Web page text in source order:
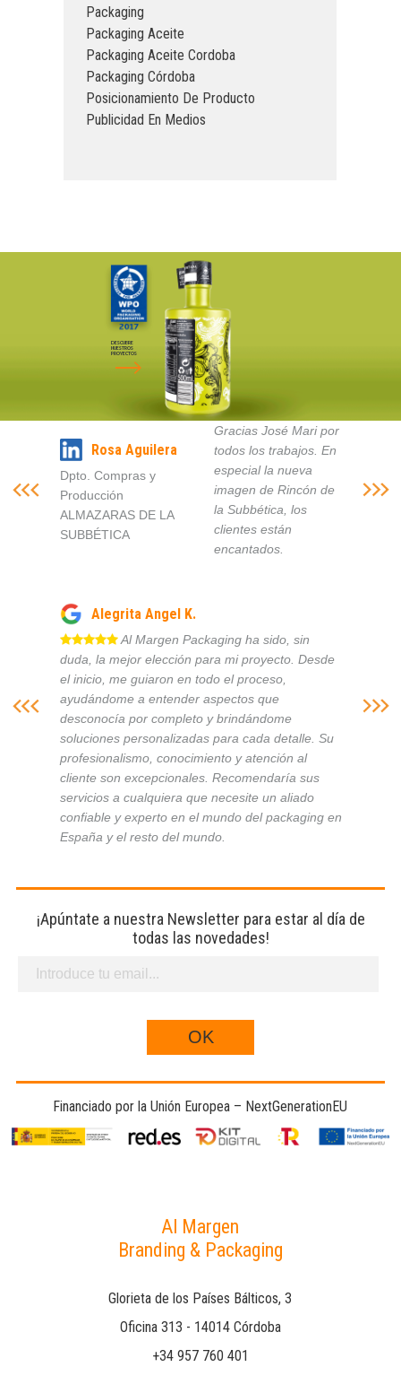
Packaging
Packaging Aceite
Packaging Aceite Cordoba
Packaging Córdoba
Posicionamiento De Producto
Publicidad En Medios
DESCUBRE
NUESTROS
PROYECTOS
Rosa Aguilera
Dpto. Compras y
Producción
ALMAZARAS DE LA
SUBBÉTICA
Gracias José Mari por
todos los trabajos. En
especial la nueva
imagen de Rincón de
la Subbética, los
clientes están
encantados.
Alegrita Angel K.
Al Margen Packaging ha sido, sin
duda, la mejor elección para mi proyecto. Desde
el inicio, me guiaron en todo el proceso,
ayudándome a entender aspectos que
desconocía por completo y brindándome
soluciones personalizadas para cada detalle. Su
profesionalismo, conocimiento y atención al
cliente son excepcionales. Recomendaría sus
servicios a cualquiera que necesite un aliado
confiable y experto en el mundo del packaging en
España y el resto del mundo.
¡Apúntate a nuestra Newsletter para estar al día de
todas las novedades!
Financiado por la Unión Europea – NextGenerationEU
Al Margen
Branding & Packaging
Glorieta de los Países Bálticos, 3
Oficina 313 - 14014 Córdoba
+34 957 760 401